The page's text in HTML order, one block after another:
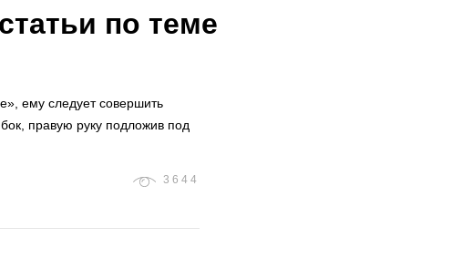
по теме
ему следует совершить
правую руку подложив под
3644